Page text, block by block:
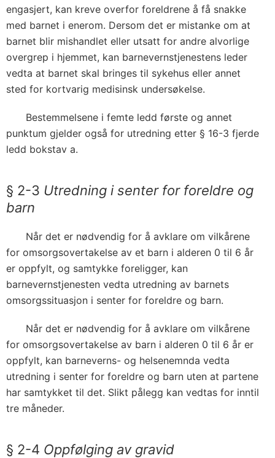
engasjert, kan kreve overfor foreldrene å få snakke
med barnet i enerom. Dersom det er mistanke om at
barnet blir mishandlet eller utsatt for andre alvorlige
overgrep i hjemmet, kan barnevernstjenestens leder
vedta at barnet skal bringes til sykehus eller annet
sted for kortvarig medisinsk undersøkelse.
Bestemmelsene i femte ledd første og annet
punktum gjelder også for utredning etter § 16-3 fjerde
ledd bokstav a.
§ 2-3 Utredning i senter for foreldre og
barn
Når det er nødvendig for å avklare om vilkårene
for omsorgsovertakelse av et barn i alderen 0 til 6 år
er oppfylt, og samtykke foreligger, kan
barnevernstjenesten vedta utredning av barnets
omsorgssituasjon i senter for foreldre og barn.
Når det er nødvendig for å avklare om vilkårene
for omsorgsovertakelse av barn i alderen 0 til 6 år er
oppfylt, kan barneverns- og helsenemnda vedta
utredning i senter for foreldre og barn uten at partene
har samtykket til det. Slikt pålegg kan vedtas for inntil
tre måneder.
§ 2-4 Oppfølging av gravid